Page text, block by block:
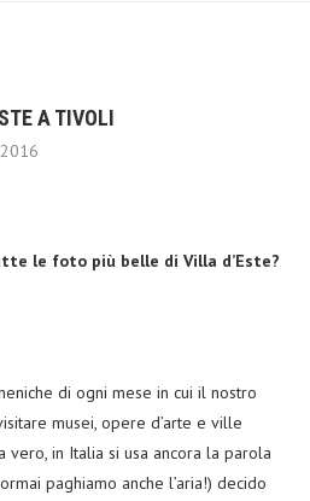
A TIVOLI
le foto più belle di Villa d’Este?
di ogni mese in cui il nostro
musei, opere d’arte e ville
vero, in Italia si usa ancora la parola
paghiamo anche l’aria!) decido